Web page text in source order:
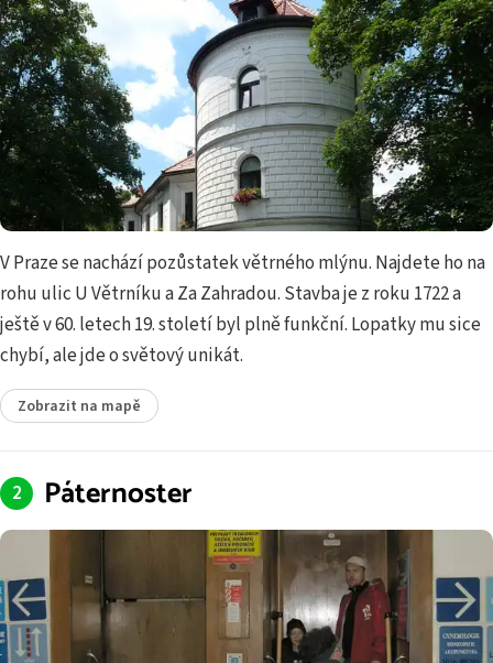
V Praze se nachází pozůstatek větrného mlýnu. Najdete ho na
rohu ulic U Větrníku a Za Zahradou. Stavba je z roku 1722 a
ještě v 60. letech 19. století byl plně funkční. Lopatky mu sice
chybí, ale jde o světový unikát.
Zobrazit na mapě
Páternoster